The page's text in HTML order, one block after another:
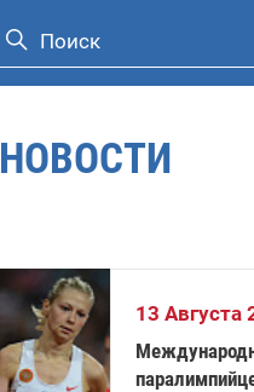
НОВОСТИ
13 Августа